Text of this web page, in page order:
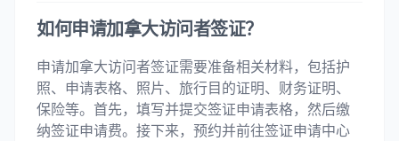
如何申请加拿大访问者签证？
申请加拿大访问者签证需要准备相关材料，包括护
照、申请表格、照片、旅行目的证明、财务证明、
保险等。首先，填写并提交签证申请表格，然后缴
纳签证申请费。接下来，预约并前往签证申请中心